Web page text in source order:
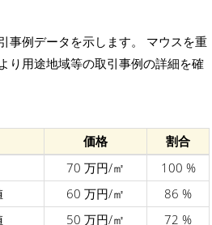
事例データを示します。 マウスを重
り用途地域等の取引事例の詳細を確
価格
割合
70 万円/㎡
100 %
60 万円/㎡
86 %
50 万円/㎡
72 %